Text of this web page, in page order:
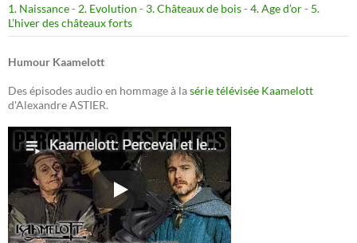
1. Naissance- 2. Evolution - 3. Châteaux de bois- 4. Age d’or- 5.
L’hiver des châteaux forts
Humour Kaamelott
Des épisodes audio en hommage à lasérie télévisée Kaamelott
d'Alexandre ASTIER.